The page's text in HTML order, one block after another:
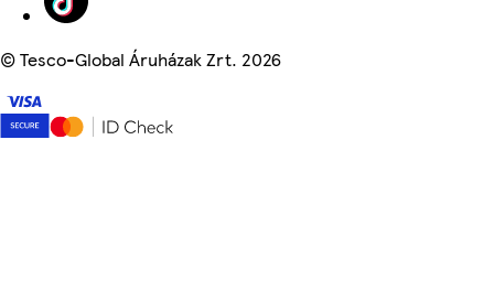
©Tesco-Global Áruházak Zrt. 2026